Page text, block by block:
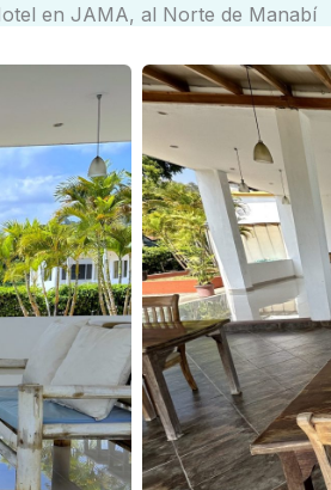
en JAMA, al Norte de Manabí